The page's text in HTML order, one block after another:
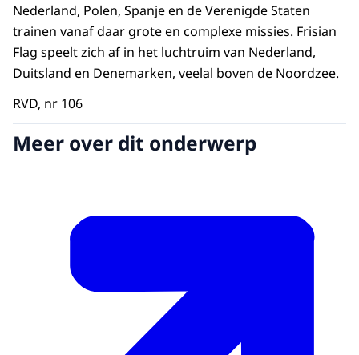
Nederland, Polen, Spanje en de Verenigde Staten
trainen vanaf daar grote en complexe missies. Frisian
Flag speelt zich af in het luchtruim van Nederland,
Duitsland en Denemarken, veelal boven de Noordzee.
RVD, nr 106
Meer over dit onderwerp